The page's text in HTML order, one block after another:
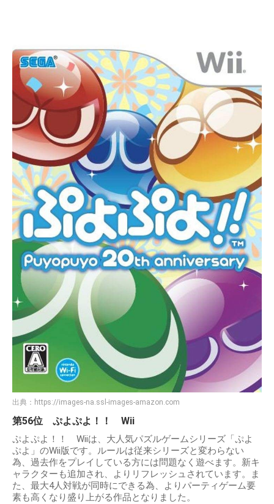
出典： https://images-na.ssl-images-amazon.com
第56位 ぷよぷよ！！ Wii
ぷよぷよ！！ Wiiは、大人気パズルゲームシリーズ「ぷよ
ぷよ」のWii版です。ルールは従来シリーズと変わらない
為、過去作をプレイしている方には問題なく遊べます。新キ
ャラクターも追加され、よりリフレッシュされています。ま
た、最大4人対戦が同時にできる為、よりパーティゲーム要
素も高くなり盛り上がる作品となりました。